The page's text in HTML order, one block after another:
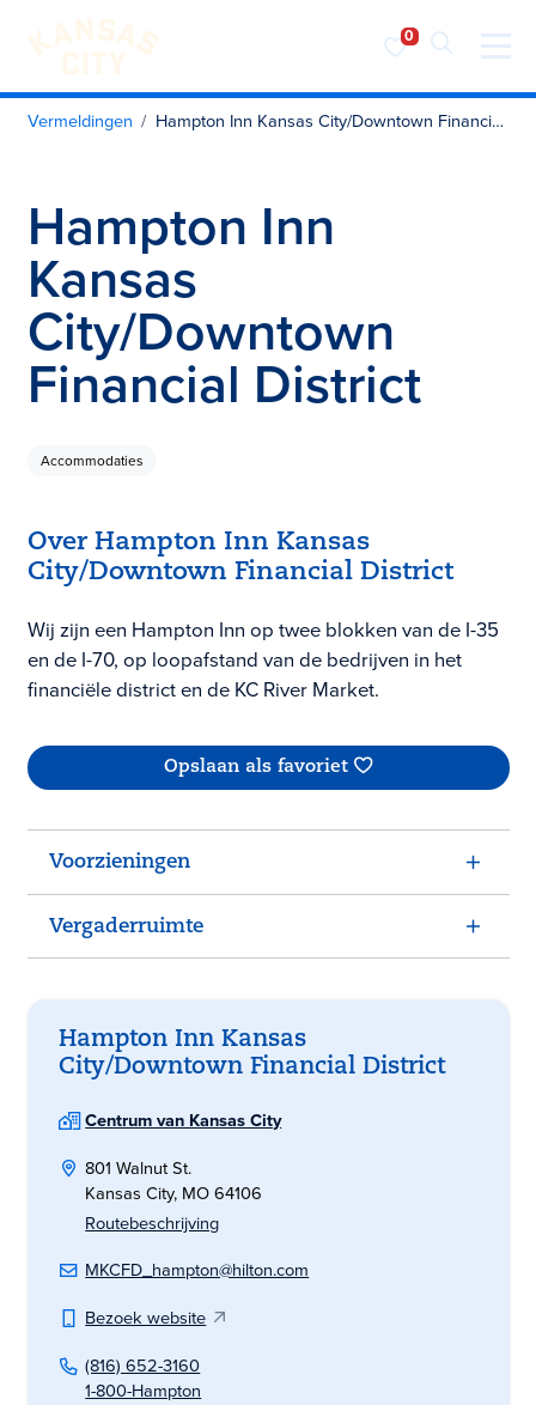
Bezoek KC
Ga naar inhoud
Vermeldingen Hampton Inn Kansas City/Downtown Financial District
Hampton Inn
Kansas
City/Downtown
Financial District
Accommodaties
Over Hampton Inn Kansas
City/Downtown Financial District
Wij zijn een Hampton Inn op twee blokken van de I-35
en de I-70, op loopafstand van de bedrijven in het
financiële district en de KC River Market.
Opslaan als favoriet
Voorzieningen
Vergaderruimte
Hampton Inn Kansas
City/Downtown Financial District
Centrum van Kansas City
801 Walnut St.
Kansas City, MO 64106
Routebeschrijving
MKCFD_hampton@hilton.com
Bezoek website
(816) 652-3160
1-800-Hampton